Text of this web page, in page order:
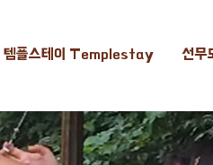
템플스테이 Templestay 선